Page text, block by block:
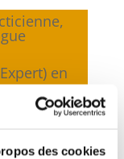
des cookies
en